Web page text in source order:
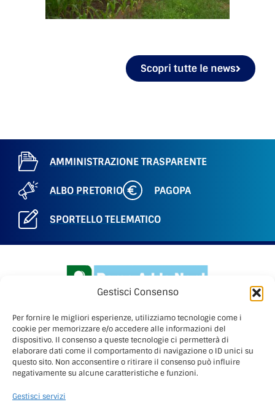
Gestisci Consenso
Per fornire le migliori esperienze, utilizziamo tecnologie come i
cookie per memorizzare e/o accedere alle informazioni del
dispositivo. Il consenso a queste tecnologie ci permetterà di
elaborare dati come il comportamento di navigazione o ID unici su
questo sito. Non acconsentire o ritirare il consenso può influire
negativamente su alcune caratteristiche e funzioni.
Gestisci servizi
Scopri tutte le news
AMMINISTRAZIONE TRASPARENTE
ALBO PRETORIO PAGOPA
SPORTELLO TELEMATICO
PARCO ADDA NORD
Via Benigno Calvi, 3
C.F. 91507180155